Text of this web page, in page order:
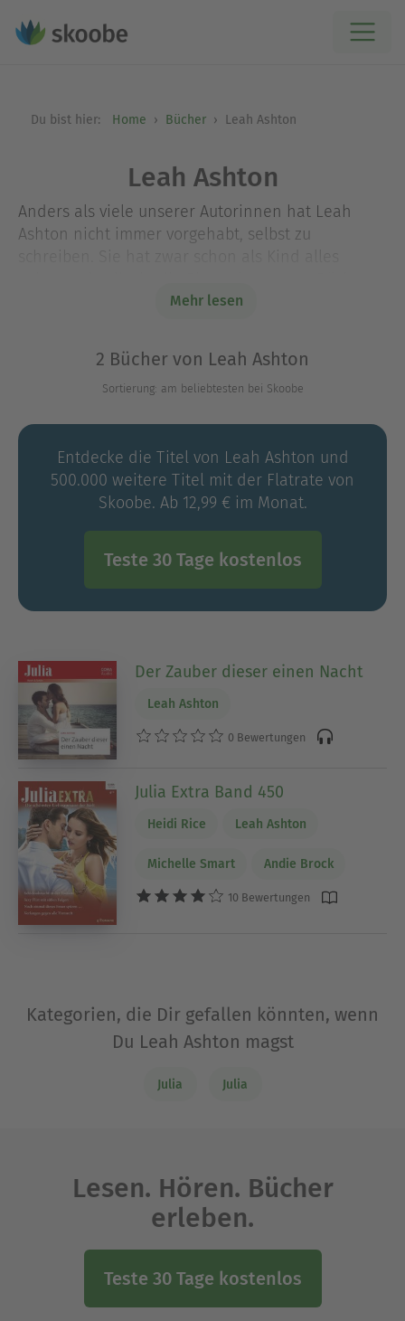
Du bist hier: Home Bücher Leah Ashton
Leah Ashton
Anders als viele unserer Autorinnen hat Leah
Ashton nicht immer vorgehabt, selbst zu
bis hin zur Rückseite der Cornflakes-Verpackung
erst nicht. Eines Tages entdeckte sie dann die
zum Seufzen schöne Welt der Liebesromane …
Und an einem anderen Tag, Jahre später, fragte
Geschichte schreiben könnte. Glücklicherweise
hat sie den Mut gehabt, selbst den Stift zur Hand
zu nehmen! Heute lebt sie mit ihrem liebevollen
Ehemann und zwei tollen Töchtern in Perth, im
Happy Ends für ihre starken, eigenständigen
Heldinnen. Sie liebt ausschweifende Gespräche
und zu lachen bis die Tränen kommen, und sie
nicht mag, sind Gurken. Und Horrorfilme, sie
bleibt lieber bei ihren romantischen Geschichten.
Mehr lesen
2 Bücher von Leah Ashton
Sortierung: am beliebtesten bei Skoobe
Entdecke die Titel von Leah Ashton und
500.000 weitere Titel mit der Flatrate von
Skoobe. Ab 12,99 € im Monat.
Teste 30 Tage kostenlos
Der Zauber dieser einen Nacht
Leah Ashton
0 Bewertungen
Julia Extra Band 450
Heidi Rice Leah Ashton
Michelle Smart Andie Brock
10 Bewertungen
Kategorien, die Dir gefallen könnten, wenn
Du Leah Ashton magst
Julia Julia
Lesen. Hören. Bücher
erleben.
Teste 30 Tage kostenlos